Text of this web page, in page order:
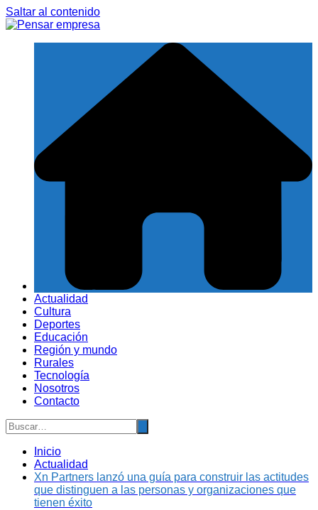
Saltar al contenido
Actualidad
Cultura
Deportes
Educación
Región y mundo
Rurales
Tecnología
Nosotros
Contacto
Inicio
Actualidad
Xn Partners lanzó una guía para construir las actitudes
que distinguen a las personas y organizaciones que
tienen éxito